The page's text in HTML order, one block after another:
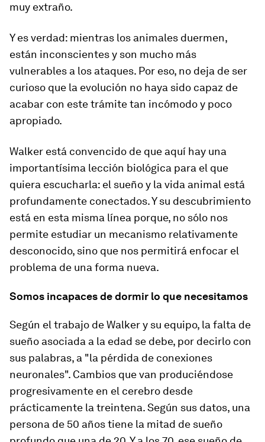
muy extraño.
Y es verdad: mientras los animales duermen,
están inconscientes y son mucho más
vulnerables a los ataques. Por eso, no deja de ser
curioso que la evolución no haya sido capaz de
acabar con este trámite tan incómodo y poco
apropiado.
Walker está convencido de que aquí hay una
importantísima lección biológica para el que
quiera escucharla: el sueño y la vida animal está
profundamente conectados. Y su descubrimiento
está en esta misma línea porque, no sólo nos
permite estudiar un mecanismo relativamente
desconocido, sino que nos permitirá enfocar el
problema de una forma nueva.
Somos incapaces de dormir lo que necesitamos
Según el trabajo de Walker y su equipo, la falta de
sueño asociada a la edad se debe, por decirlo con
sus palabras, a "la pérdida de conexiones
neuronales". Cambios que van produciéndose
progresivamente en el cerebro desde
prácticamente la treintena. Según sus datos, una
persona de 50 años tiene la mitad de sueño